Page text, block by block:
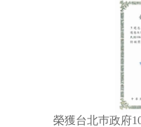
榮獲台北巿政府